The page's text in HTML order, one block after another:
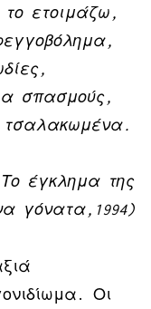
ετοιμάζω,
σπασμούς,
τσαλακωμένα.
Το έγκλημα της
γόνατα,1994)
Οι